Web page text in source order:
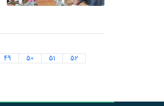
49 50 51
52